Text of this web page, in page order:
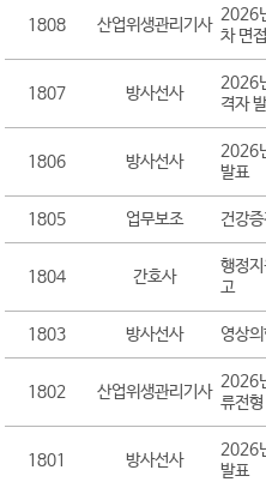
1808 산업위생관리기사
2026
차 면
1807 방사선사
2026
격자
1806 방사선사
2026
발표
1805 업무보조 건강
1804 간호사
행정
고
1803 방사선사 영상
1802 산업위생관리기사
2026
류전
1801 방사선사
2026
발표